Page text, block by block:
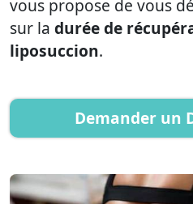
vous propose de vous
sur la durée de
liposuccion.
Demander un